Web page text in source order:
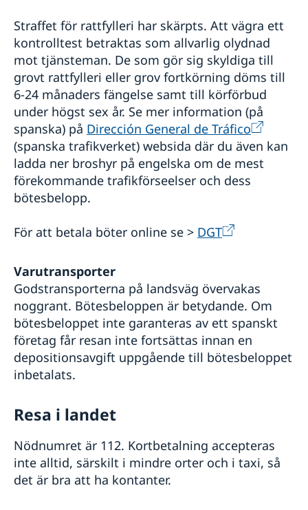
Straffet för rattfylleri har skärpts. Att vägra ett
kontrolltest betraktas som allvarlig olydnad
mot tjänsteman. De som gör sig skyldiga till
grovt rattfylleri eller grov fortkörning döms till
6-24 månaders fängelse samt till körförbud
under högst sex år. Se mer information (på
spanska) på Dirección General de Tráfico
(spanska trafikverket) websida där du även kan
ladda ner broshyr på engelska om de mest
förekommande trafikförseelser och dess
bötesbelopp.
För att betala böter online se > DGT
Varutransporter
Godstransporterna på landsväg övervakas
noggrant. Bötesbeloppen är betydande. Om
bötesbeloppet inte garanteras av ett spanskt
företag får resan inte fortsättas innan en
depositionsavgift uppgående till bötesbeloppet
inbetalats.
Resa i landet
Nödnumret är 112. Kortbetalning accepteras
inte alltid, särskilt i mindre orter och i taxi, så
det är bra att ha kontanter.